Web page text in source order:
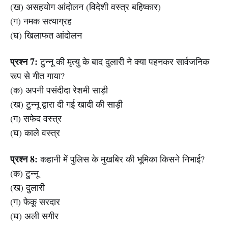
(ख) असहयोग आंदोलन (विदेशी वस्त्र बहिष्कार)
(ग) नमक सत्याग्रह
(घ) खिलाफत आंदोलन
प्रश्न 7: टुन्नू की मृत्यु के बाद दुलारी ने क्या पहनकर सार्वजनिक
रूप से गीत गाया?
(क) अपनी पसंदीदा रेशमी साड़ी
(ख) टुन्नू द्वारा दी गई खादी की साड़ी
(ग) सफेद वस्त्र
(घ) काले वस्त्र
प्रश्न 8: कहानी में पुलिस के मुखबिर की भूमिका किसने निभाई?
(क) टुन्नू
(ख) दुलारी
(ग) फेकू सरदार
(घ) अली सगीर